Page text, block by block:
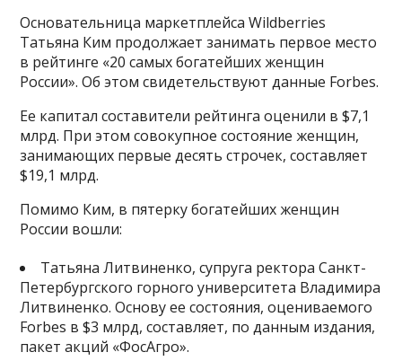
Основательница маркетплейса Wildberries
Татьяна Ким продолжает занимать первое место
в рейтинге «20 самых богатейших женщин
России». Об этом свидетельствуют данные Forbes.
Ее капитал составители рейтинга оценили в $7,1
млрд. При этом совокупное состояние женщин,
занимающих первые десять строчек, составляет
$19,1 млрд.
Помимо Ким, в пятерку богатейших женщин
России вошли:
Татьяна Литвиненко, супруга ректора Санкт-
Петербургского горного университета Владимира
Литвиненко. Основу ее состояния, оцениваемого
Forbes в $3 млрд, составляет, по данным издания,
пакет акций «ФосАгро».